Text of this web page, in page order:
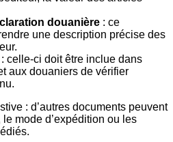
douanière : ce
une description précise des
: celle-ci doit être inclue dans
aux douaniers de vérifier
: d’autres documents peuvent
mode d’expédition ou les